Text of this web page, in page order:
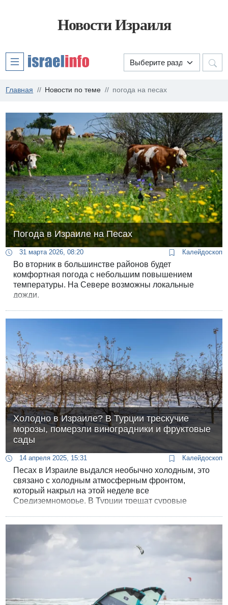
Новости Израиля
Главная Новости по теме погода на песах
Погода в Израиле на Песах
31 марта 2026, 08:20 Калейдоскоп
Во вторник в большинстве районов будет
комфортная погода с небольшим повышением
температуры. На Севере возможны локальные
дожди.
Холодно в Израиле? В Турции трескучие
морозы, померзли виноградники и фруктовые
сады
14 апреля 2025, 15:31 Калейдоскоп
Песах в Израиле выдался необычно холодным, это
связано с холодным атмосферным фронтом,
который накрыл на этой неделе все
Средиземноморье. В Турции трещат суровые